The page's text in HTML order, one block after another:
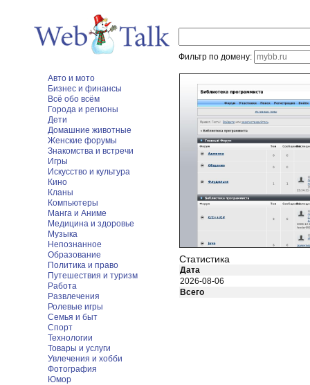
Фильтр по домену:
Авто и мото
Бизнес и финансы
Всё обо всём
Города и регионы
Дети
Домашние животные
Женские форумы
Знакомства и встречи
Игры
Искусство и культура
Кино
Кланы
Компьютеры
Манга и Аниме
Медицина и здоровье
Музыка
Непознанное
Образование
Политика и право
Путешествия и туризм
Работа
Развлечения
Ролевые игры
Семья и быт
Спорт
Технологии
Товары и услуги
Увлечения и хобби
Фотография
Юмор
Статистика
Дата
2026-08-06
Всего